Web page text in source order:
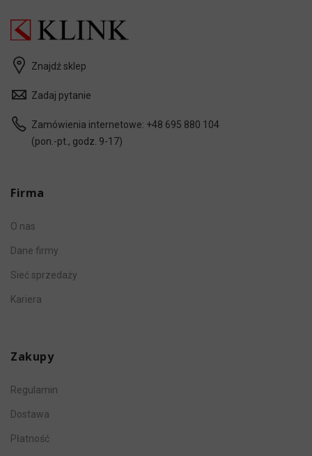
Znajdź sklep
Zadaj pytanie
Zamówienia internetowe: +48 695 880 104
(pon.-pt., godz. 9-17)
Firma
O nas
Dane firmy
Sieć sprzedaży
Kariera
Zakupy
Regulamin
Dostawa
Płatność